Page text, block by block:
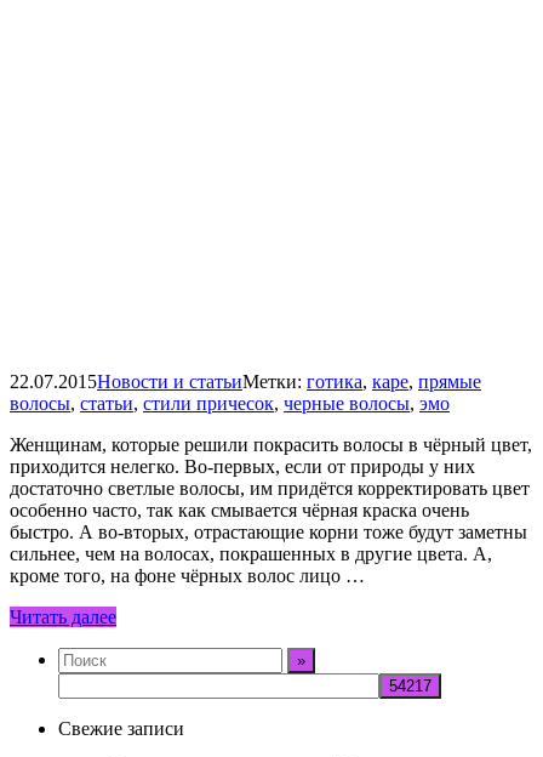
22.07.2015Новости и статьиМетки: готика, каре, прямые
волосы, статьи, стили причесок, черные волосы, эмо
Женщинам, которые решили покрасить волосы в чёрный цвет,
приходится нелегко. Во-первых, если от природы у них
достаточно светлые волосы, им придётся корректировать цвет
особенно часто, так как смывается чёрная краска очень
быстро. А во-вторых, отрастающие корни тоже будут заметны
сильнее, чем на волосах, покрашенных в другие цвета. А,
кроме того, на фоне чёрных волос лицо …
Читать далее
Свежие записи